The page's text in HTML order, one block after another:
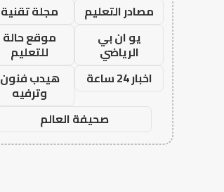
مصادر التعليم
مجلة تقنية
يو ان بي
الرياضي
موقع حالة
للتعليم
اخبار 24 ساعة
هيدب فنون
وترفيه
صحيفة العالم